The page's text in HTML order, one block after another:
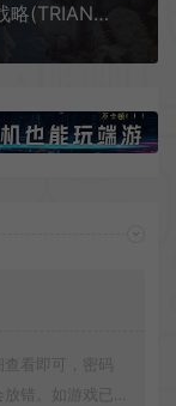
三角战略(TRIANGLE STRATEGY)回合制策略RPG游戏|下载
查看即可，密码
错。如游戏已